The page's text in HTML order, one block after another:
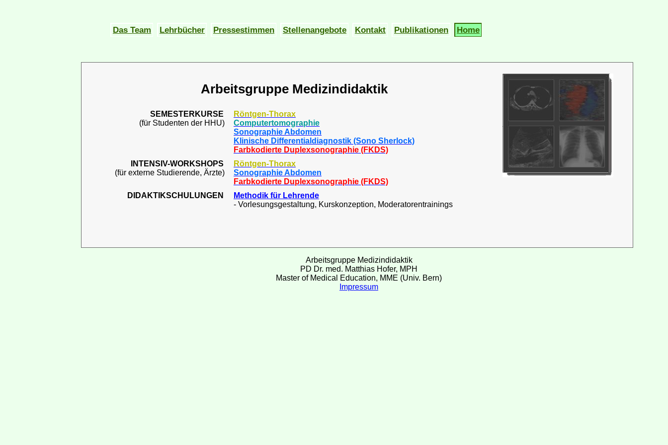
Das Team Lehrbücher Pressestimmen Stellenangebote Kontakt Publikationen Home
Arbeitsgruppe Medizindidaktik
SEMESTERKURSE
(für Studenten der HHU)
Röntgen-Thorax
Computertomographie
Sonographie Abdomen
Klinische Differentialdiagnostik (Sono Sherlock)
Farbkodierte Duplexsonographie (FKDS)
INTENSIV-WORKSHOPS
(für externe Studierende, Ärzte)
Röntgen-Thorax
Sonographie Abdomen
Farbkodierte Duplexsonographie (FKDS)
DIDAKTIKSCHULUNGEN
Methodik für Lehrende
- Vorlesungsgestaltung, Kurskonzeption, Moderatorentrainings
Arbeitsgruppe Medizindidaktik
PD Dr. med. Matthias Hofer, MPH
Master of Medical Education, MME (Univ. Bern)
Impressum